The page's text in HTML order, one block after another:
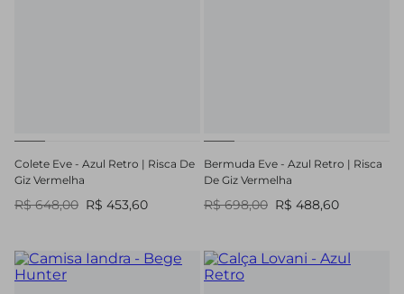
Colete Eve - Azul Retro | Risca De
Giz Vermelha
R$ 648,00 R$ 453,60
Bermuda Eve - Azul Retro | Risca
De Giz Vermelha
R$ 698,00 R$ 488,60